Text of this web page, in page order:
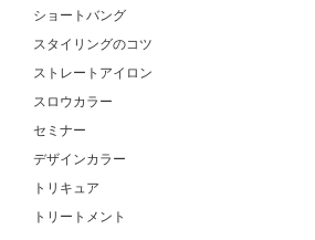
ショートバング
スタイリングのコツ
ストレートアイロン
スロウカラー
セミナー
デザインカラー
トリキュア
トリートメント